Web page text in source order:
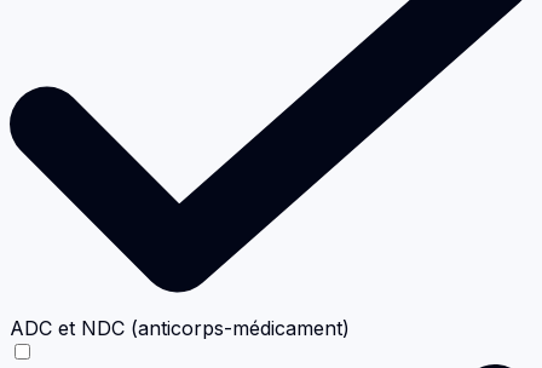
ADC et NDC (anticorps-médicament)